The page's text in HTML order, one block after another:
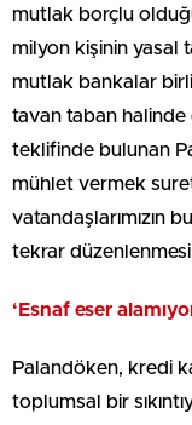
mutlak borçlu
milyon kişinin yasal
mutlak bankalar
tavan taban halinde
teklifinde bulunan
mühlet vermek
vatandaşlarımızın
tekrar
‘Esnaf eser
Palandöken, kredi
toplumsal bir